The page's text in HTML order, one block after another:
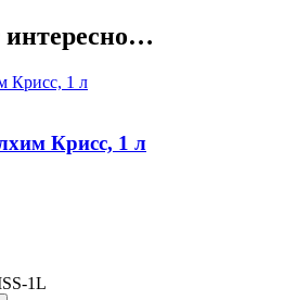
интересно…
Крисс, 1 л
1L